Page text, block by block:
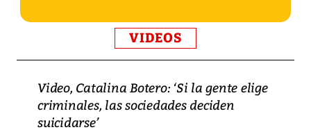
VIDEOS
Video, Catalina Botero: ‘Si la gente elige
criminales, las sociedades deciden
suicidarse’